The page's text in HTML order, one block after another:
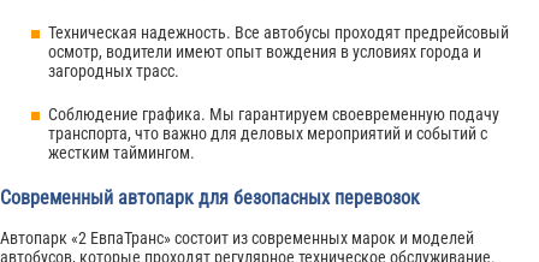
Техническая надежность. Все автобусы проходят предрейсовый
осмотр, водители имеют опыт вождения в условиях города и
загородных трасс.
Соблюдение графика. Мы гарантируем своевременную подачу
транспорта, что важно для деловых мероприятий и событий с
жестким таймингом.
Современный автопарк для безопасных перевозок
Автопарк «2 ЕвпаТранс» состоит из современных марок и моделей
автобусов, которые проходят регулярное техническое обслуживание.